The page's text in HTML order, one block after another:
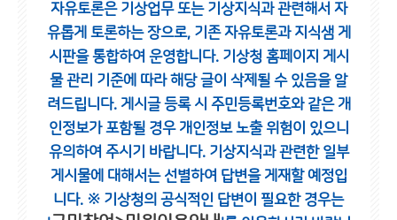
자유토론은 기상업무 또는 기상지식과 관련해서 자
유롭게 토론하는 장으로, 기존 자유토론과 지식샘 게
시판을 통합하여 운영합니다. 기상청 홈페이지 게시
물 관리 기준에 따라 해당 글이 삭제될 수 있음을 알
려드립니다. 게시글 등록 시 주민등록번호와 같은 개
인정보가 포함될 경우 개인정보 노출 위험이 있으니
유의하여 주시기 바랍니다. 기상지식과 관련한 일부
게시물에 대해서는 선별하여 답변을 게재할 예정입
니다. ※ 기상청의 공식적인 답변이 필요한 경우는